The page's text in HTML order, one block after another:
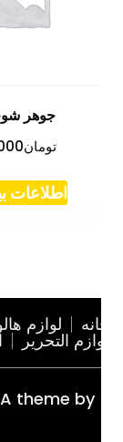
جوهر شوخی
تومان10,000
اطلاعات
لوازم
التحریر
A theme by